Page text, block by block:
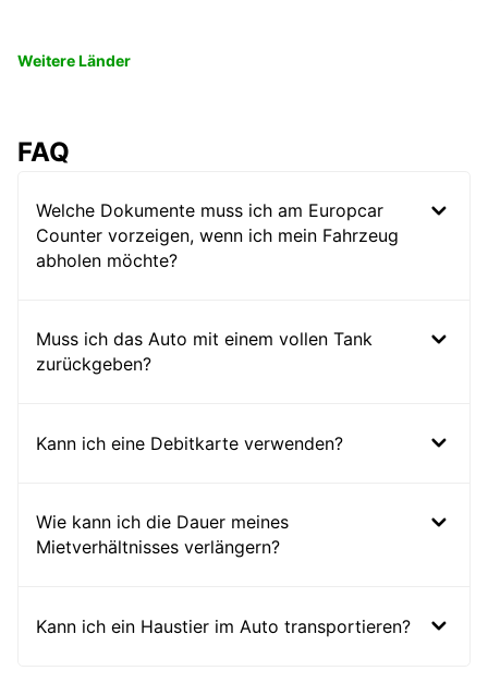
Weitere Länder
FAQ
Welche Dokumente muss ich am Europcar
Counter vorzeigen, wenn ich mein Fahrzeug
abholen möchte?
Muss ich das Auto mit einem vollen Tank
zurückgeben?
Kann ich eine Debitkarte verwenden?
Wie kann ich die Dauer meines
Mietverhältnisses verlängern?
Kann ich ein Haustier im Auto transportieren?